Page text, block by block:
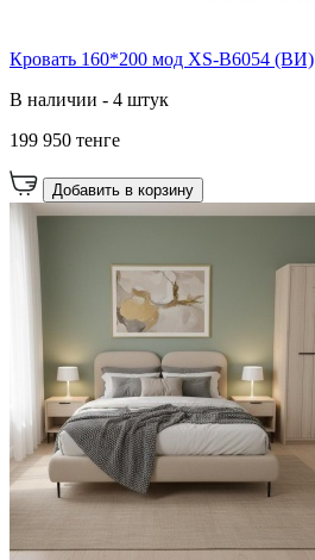
Кровать 160*200 мод XS-B6054 (ВИ)
В наличии - 4 штук
199 950 тенге
Добавить в корзину